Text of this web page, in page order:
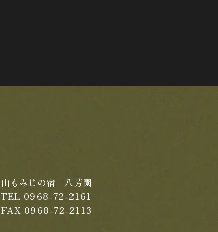
山もみじの宿 八芳園
TEL 0968-72-2161
FAX 0968-72-2113